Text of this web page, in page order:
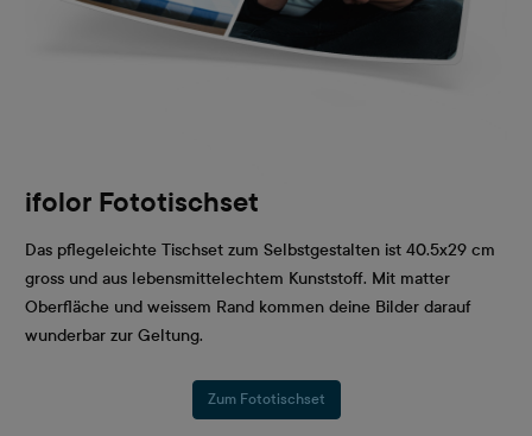
ifolor Fototischset
Das pflegeleichte Tischset zum Selbstgestalten ist 40.5x29 cm
gross und aus lebensmittelechtem Kunststoff. Mit matter
Oberfläche und weissem Rand kommen deine Bilder darauf
wunderbar zur Geltung.
Zum Fototischset